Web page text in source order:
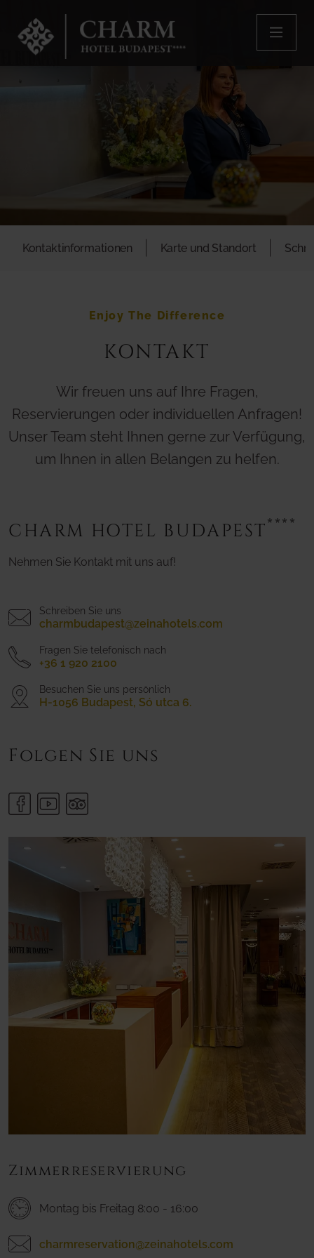
Kontaktinformationen Karte und Standort
Enjoy The Difference
KONTAKT
Wir freuen uns auf Ihre Fragen,
Reservierungen oder individuellen Anfragen!
Unser Team steht Ihnen gerne zur Verfügung,
um Ihnen in allen Belangen zu helfen.
CHARM HOTEL BUDAPEST****
Nehmen Sie Kontakt mit uns auf!
Schreiben Sie uns
charmbudapest@zeinahotels.com
Fragen Sie telefonisch nach
+36 1 920 2100
Besuchen Sie uns persönlich
H-1056 Budapest, Só utca 6.
Folgen Sie uns
Zimmerreservierung
Montag bis Freitag 8:00 - 16:00
charmreservation@zeinahotels.com